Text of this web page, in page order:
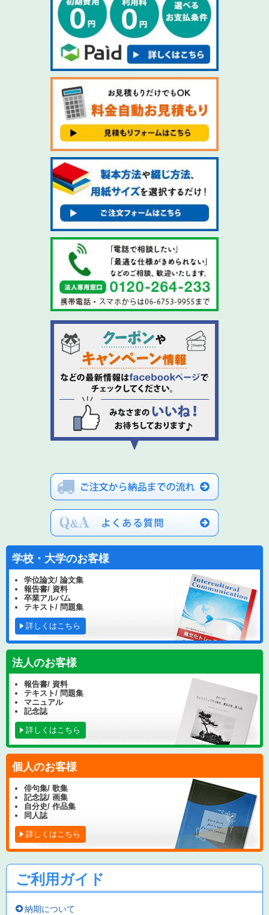
学校・大学のお客様
学位論文/ 論文集
報告書/ 資料
卒業アルバム
テキスト/ 問題集
詳しくはこちら
法人のお客様
報告書/ 資料
テキスト/ 問題集
マニュアル
記念誌
詳しくはこちら
個人のお客様
俳句集/ 歌集
記念誌/ 画集
自分史/ 作品集
同人誌
詳しくはこちら
ご利用ガイド
納期について